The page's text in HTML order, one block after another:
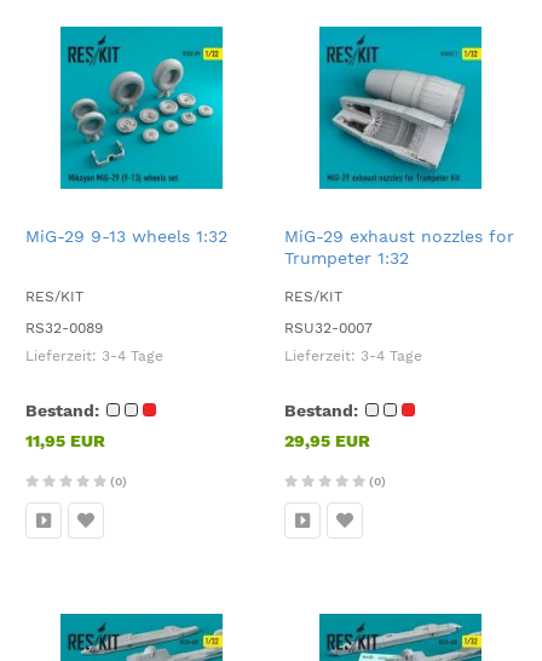
MiG-29 9-13 wheels 1:32
RES/KIT
RS32-0089
Lieferzeit: 3-4 Tage
Bestand:
11,95 EUR
(0)
MiG-29 exhaust nozzles for
Trumpeter 1:32
RES/KIT
RSU32-0007
Lieferzeit: 3-4 Tage
Bestand:
29,95 EUR
(0)